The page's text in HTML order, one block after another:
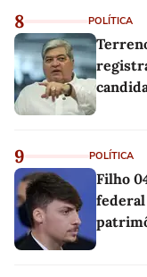
8 POLÍTICA
9 POLÍTICA
Filho
federal